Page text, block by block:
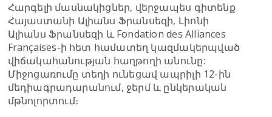
Հարգելի մասնակիցներ, վերջապես գիտենք
Հայաստանի Ալիանս Ֆրանսեզի, Լիոնի
Ալիանս Ֆրանսեզի և Fondation des Alliances
Françaises-ի հետ համատեղ կազմակերպված
վիճակահանության հաղթողի անունը:
Միջոցառումը տեղի ունեցավ ապրիլի 12-ին
մեդիագրադարանում, ջերմ և ընկերական
մթնոլորտում։